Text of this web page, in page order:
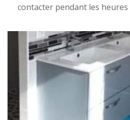
contacter pendant les heures